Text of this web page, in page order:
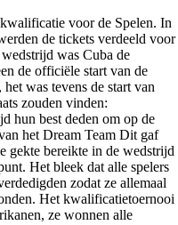
voor de Spelen. In
de tickets verdeeld voor
was Cuba de
de officiële start van de
was tevens de start van
zouden vinden:
hun best deden om op de
het Dream Team Dit gaf
gekte bereikte in de wedstrijd
Het bleek dat alle spelers
zodat ze allemaal
Het kwalificatietoernooi
ze wonnen alle